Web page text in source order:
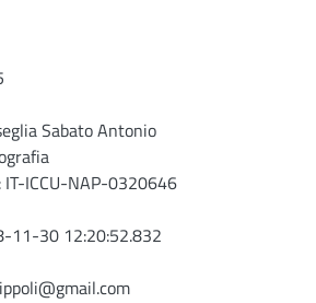
Sabato Antonio
IT-ICCU-NAP-0320646
11-30 12:20:52.832